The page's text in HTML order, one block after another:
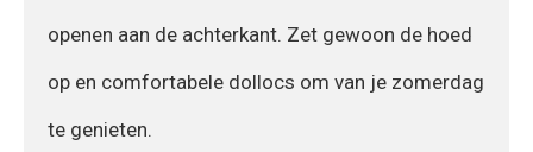
openen aan de achterkant. Zet gewoon de hoed
op en comfortabele dollocs om van je zomerdag
te genieten.